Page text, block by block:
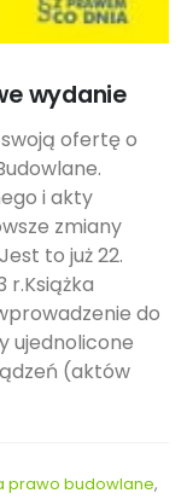
wydanie
ofertę o
i akty
zmiany
to już 22.
r.Książka
do
ujednolicone
(aktów
prawo budowlane,